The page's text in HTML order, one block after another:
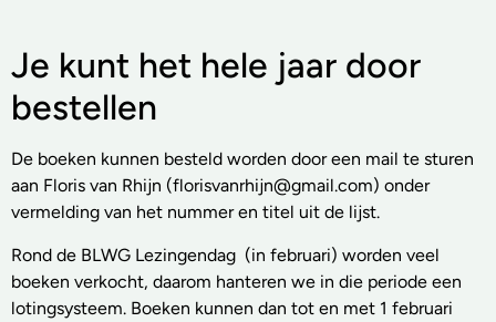
Je kunt het hele jaar door
bestellen
De boeken kunnen besteld worden door een mail te sturen
aan Floris van Rhijn (florisvanrhijn@gmail.com) onder
vermelding van het nummer en titel uit de lijst.
Rond de BLWG Lezingendag (in februari) worden veel
boeken verkocht, daarom hanteren we in die periode een
lotingsysteem. Boeken kunnen dan tot en met 1 februari